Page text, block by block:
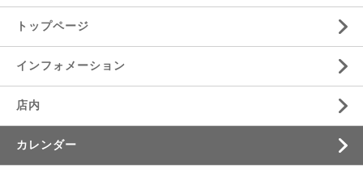
トップページ
インフォメーション
店内
カレンダー